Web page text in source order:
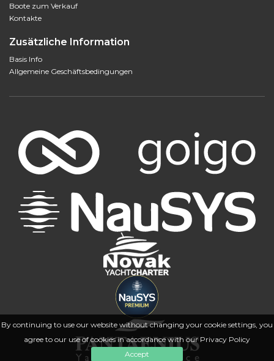
By continuing to use our website without changing your cookie settings, you
agree to our use of cookies in accordance with our Privacy Policy
Accept
Boote zum Verkauf
Kontakte
Zusätzliche Information
Basis Info
Allgemeine Geschäftsbedingungen